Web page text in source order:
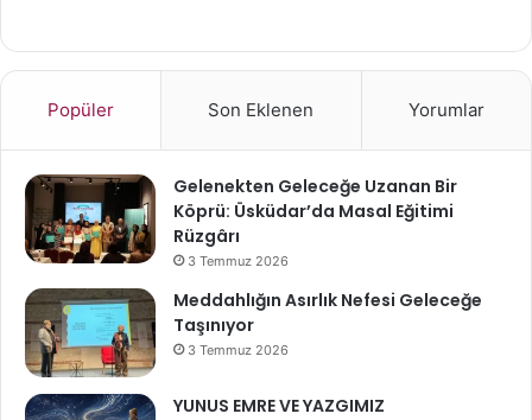
Popüler Son Eklenen Yorumlar
Gelenekten Geleceğe Uzanan Bir
Köprü: Üsküdar’da Masal Eğitimi
Rüzgârı
3 Temmuz 2026
Meddahlığın Asırlık Nefesi Geleceğe
Taşınıyor
3 Temmuz 2026
YUNUS EMRE VE YAZGIMIZ